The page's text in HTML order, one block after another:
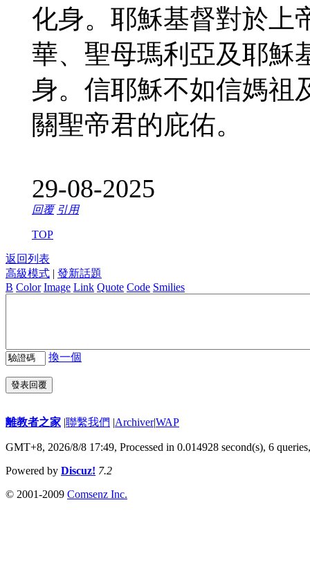
化身。耶穌基督對於上
華、聖母瑪利亞及耶穌
身。信耶穌不如信媽祖
關聖帝君的庇佑。
29-08-2025
回覆 引用
TOP
返回列表
高級模式 | 發新話題
B Color Image Link Quote Code Smilies
換一個
發表回覆
離教者之家 |聯繫我們 |Archiver|WAP
GMT+8, 2026/8/8 17:49, Processed in 0.014928 second(s), 6
Powered by Discuz! 7.2
© 2001-2009 Comsenz Inc.